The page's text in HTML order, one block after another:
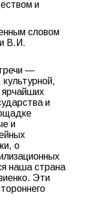
и
словом
В.И.
—
ярчайших
и
и
о
наша страна
Эти